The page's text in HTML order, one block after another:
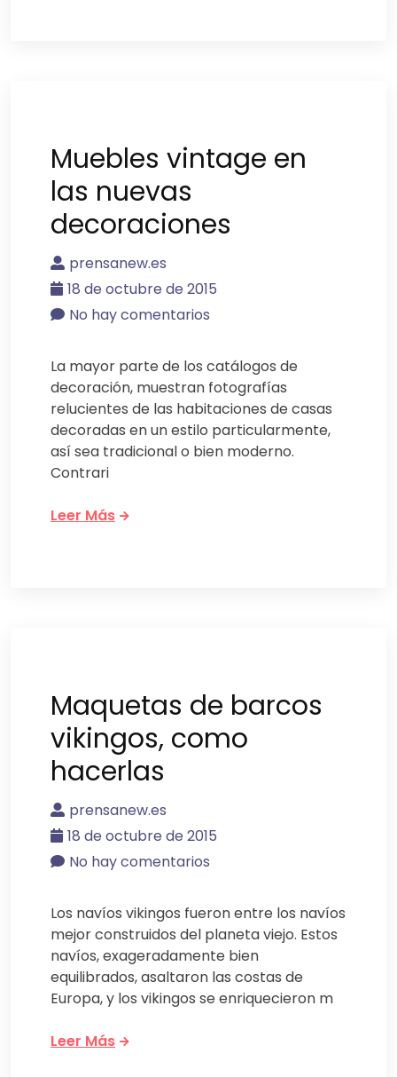
Muebles vintage en
las nuevas
decoraciones
prensanew.es
18 de octubre de 2015
No hay comentarios
La mayor parte de los catálogos de
decoración, muestran fotografías
relucientes de las habitaciones de casas
decoradas en un estilo particularmente,
así sea tradicional o bien moderno.
Contrari
Leer Más
Maquetas de barcos
vikingos, como
hacerlas
prensanew.es
18 de octubre de 2015
No hay comentarios
Los navíos vikingos fueron entre los navíos
mejor construidos del planeta viejo. Estos
navíos, exageradamente bien
equilibrados, asaltaron las costas de
Europa, y los vikingos se enriquecieron m
Leer Más